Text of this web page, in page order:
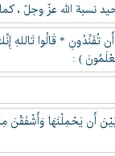
الله عزّ وجلّ ،
* قَالُوا تَاللهِ
) :
أَن يَحْمِلْنَهَا وَأَشْفَقْنَ